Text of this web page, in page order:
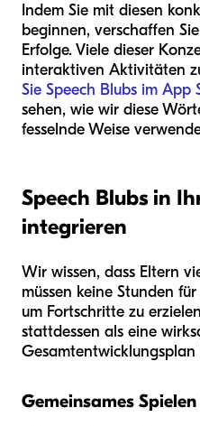
Indem Sie mit diesen
beginnen, verschaffen
Erfolge. Viele dieser
interaktiven Aktivitäten
Sie Speech Blubs im App
sehen, wie wir diese
fesselnde Weise
Speech Blubs in
integrieren
Wir wissen, dass Eltern
müssen keine Stunden
um Fortschritte zu
stattdessen als eine
Gesamtentwicklungsplan
Gemeinsames